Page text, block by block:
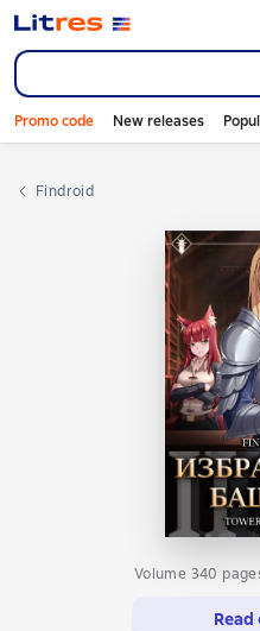
Promo code New releases
Findroid
Volume 340